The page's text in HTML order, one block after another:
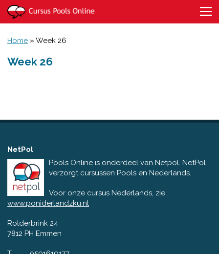
Home » Week 26
Week 26
NetPol
Pools Online is onderdeel van Netpol. NetPol
verzorgt cursussen Pools en Nederlands.
Voor onze cursus Nederlands, zie
www.poniderlandzku.nl
Rolderbrink 24
7812 PH Emmen